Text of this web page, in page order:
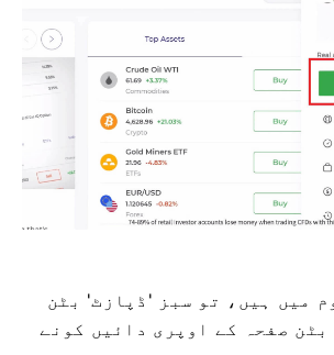
میں ہیں، تو سبز 'ڈپازٹ' بٹن
صفحہ کے اوپری دائیں کونے